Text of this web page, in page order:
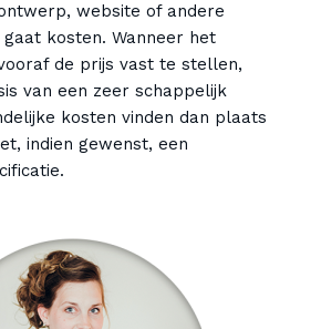
website of andere
kosten. Wanneer het
de prijs vast te stellen,
van een zeer schappelijk
kosten vinden dan plaats
indien gewenst, een